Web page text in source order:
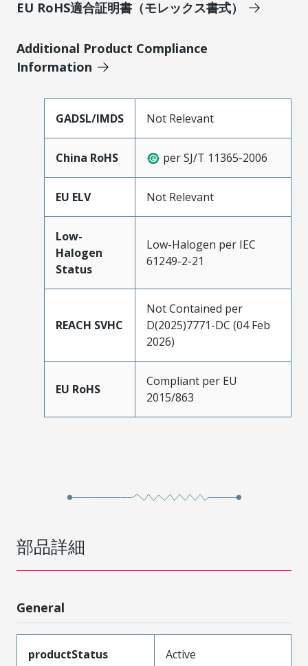
EU RoHS適合証明書（モレックス書式）
Additional Product Compliance
Information
GADSL/IMDS Not Relevant
China RoHS per SJ/T 11365-2006
EU ELV Not Relevant
Low-
Halogen
Status
Low-Halogen per IEC
61249-2-21
REACH SVHC
Not Contained per
D(2025)7771-DC (04 Feb
2026)
EU RoHS
Compliant per EU
2015/863
部品詳細
General
productStatus Active